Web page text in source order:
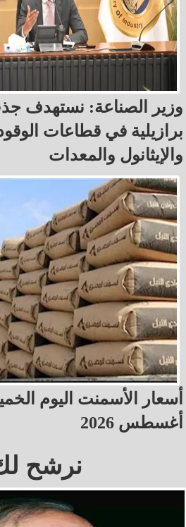
وزير الصناعة: نستهدف
برازيلية في قطاعات
والإيثانول والمعدات
أغسطس 2026
نرشح